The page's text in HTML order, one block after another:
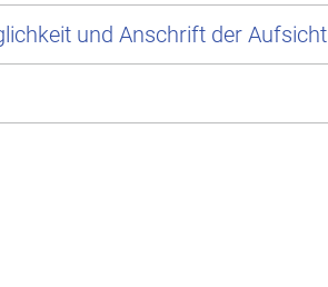
und Anschrift der Aufsicht